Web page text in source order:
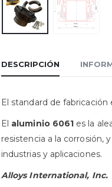
DESCRIPCIÓN
El standard de fabricación
El aluminio 6061 es la
resistencia a la corrosión,
industrias y aplicaciones.
Alloys International, Inc.